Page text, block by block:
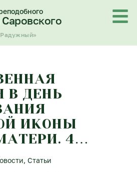
В ДЕНЬ
ИКОНЫ
4…
, Статьи